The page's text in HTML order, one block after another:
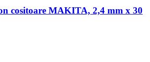
cositoare MAKITA, 2,4 mm x 30